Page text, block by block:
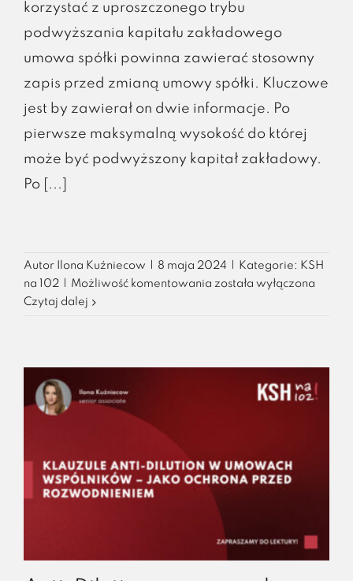
korzystać z uproszczonego trybu
podwyższania kapitału zakładowego
umowa spółki powinna zawierać stosowny
zapis przed zmianą umowy spółki. Kluczowe
jest by zawierał on dwie informacje. Po
pierwsze maksymalną wysokość do której
może być podwyższony kapitał zakładowy.
Po [...]
Autor Ilona Kuźniecow 8 maja 2024 Kategorie: KSH
na 102
Możliwość komentowania Nieformalna
została wyłączona
Czytaj dalej